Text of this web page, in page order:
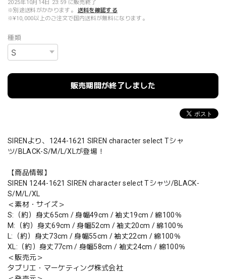
2025年10月14日 23:59 に販売終了
※別途送料がかかります。
送料を確認する
※¥10,000以上のご注文で国内送料が無料になります。
種類
販売期間が終了しました
SIRENより、1244-1621 SIREN character select Tシャ
ツ/BLACK-S/M/L/XLが登場！
【商品情報】
SIREN 1244-1621 SIREN character select Tシャツ/BLACK-
S/M/L/XL
＜素材・サイズ＞
S:（約）身丈65cm / 身幅49cm / 袖丈19cm / 綿100％
M:（約）身丈69cm / 身幅52cm / 袖丈20cm / 綿100％
L:（約）身丈73cm / 身幅55cm / 袖丈22cm / 綿100％
XL:（約）身丈77cm / 身幅58cm / 袖丈24cm / 綿100％
＜販売元＞
タブリエ・マーケティング株式会社